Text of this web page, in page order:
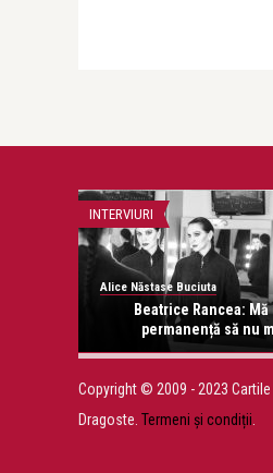
INTERVIURI
Alice Năstase Buciuta
Beatrice Rancea:
permanență să nu
Copyright © 2009 - 2023 Cartile
Dragoste. Termeni și condiții